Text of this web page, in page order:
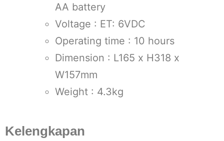
AA battery
Voltage : ET: 6VDC
Operating time : 10 hours
Dimension : L165 x H318 x
W157mm
Weight : 4.3kg
Kelengkapan